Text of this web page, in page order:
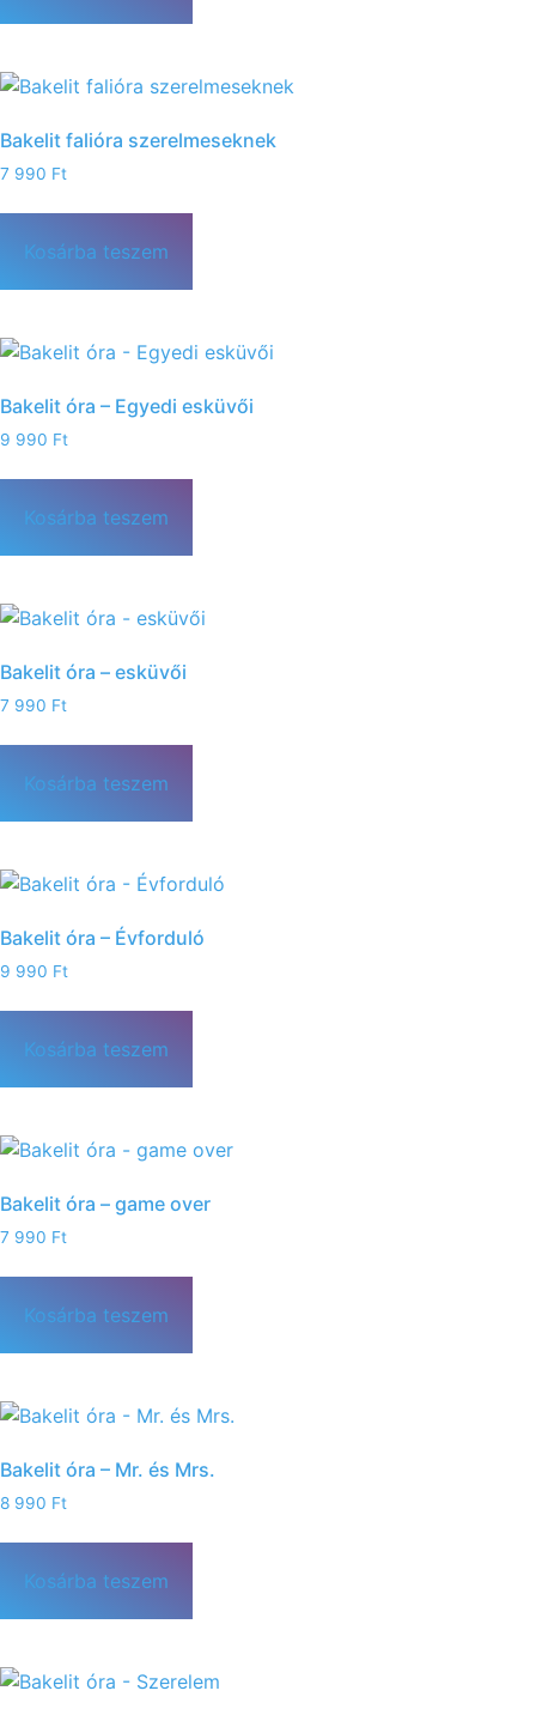
Bakelit falióra szerelmeseknek
7 990 Ft
Kosárba teszem
Bakelit óra – Egyedi esküvői
9 990 Ft
Kosárba teszem
Bakelit óra – esküvői
7 990 Ft
Kosárba teszem
Bakelit óra – Évforduló
9 990 Ft
Kosárba teszem
Bakelit óra – game over
7 990 Ft
Kosárba teszem
Bakelit óra – Mr. és Mrs.
8 990 Ft
Kosárba teszem